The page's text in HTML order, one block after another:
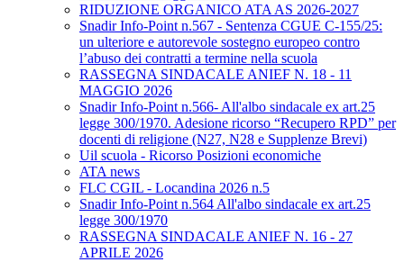
RIDUZIONE ORGANICO ATA AS 2026-2027
Snadir Info-Point n.567 - Sentenza CGUE C‑155/25:
un ulteriore e autorevole sostegno europeo contro
l’abuso dei contratti a termine nella scuola
RASSEGNA SINDACALE ANIEF N. 18 - 11
MAGGIO 2026
Snadir Info-Point n.566- All'albo sindacale ex art.25
legge 300/1970. Adesione ricorso “Recupero RPD” per
docenti di religione (N27, N28 e Supplenze Brevi)
Uil scuola - Ricorso Posizioni economiche
ATA news
FLC CGIL - Locandina 2026 n.5
Snadir Info-Point n.564 All'albo sindacale ex art.25
legge 300/1970
RASSEGNA SINDACALE ANIEF N. 16 - 27
APRILE 2026